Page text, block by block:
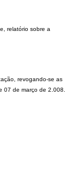
relatório sobre a
revogando-se as
07 de março de 2.008.